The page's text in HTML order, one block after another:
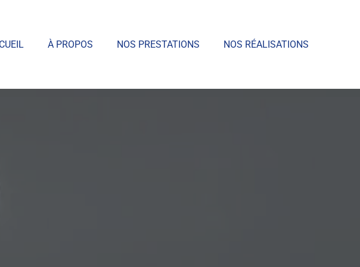
À PROPOS NOS PRESTATIONS NOS RÉALISATIONS